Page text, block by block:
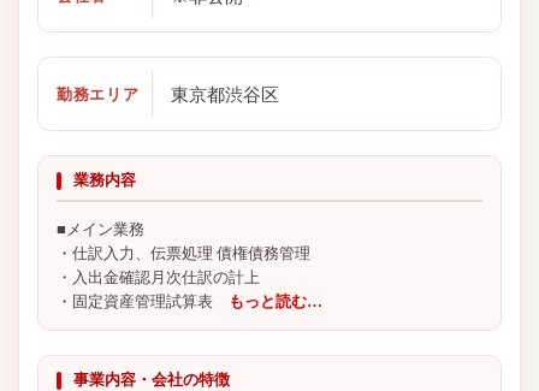
勤務エリア 東京都渋谷区
業務内容
■メイン業務
・仕訳入力、伝票処理 債権債務管理
・入出金確認月次仕訳の計上
・固定資産管理試算表 もっと読む…
事業内容・会社の特徴